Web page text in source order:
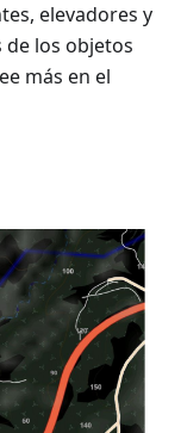
elevadores y
los objetos
más en el